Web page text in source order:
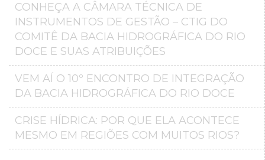
CONHEÇA A CÂMARA TÉCNICA DE
INSTRUMENTOS DE GESTÃO – CTIG DO
COMITÊ DA BACIA HIDROGRÁFICA DO RIO
DOCE E SUAS ATRIBUIÇÕES
VEM AÍ O 10º ENCONTRO DE INTEGRAÇÃO
DA BACIA HIDROGRÁFICA DO RIO DOCE
CRISE HÍDRICA: POR QUE ELA ACONTECE
MESMO EM REGIÕES COM MUITOS RIOS?